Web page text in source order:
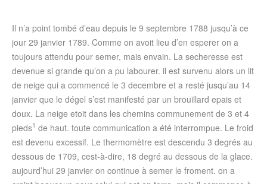
Il n’a point tombé d’eau depuis le 9 septembre 1788 jusqu’à ce
jour 29 janvier 1789. Comme on avoit lieu d’en esperer on a
toujours attendu pour semer, mais envain. La secheresse est
devenue si grande qu’on a pu labourer. il est survenu alors un lit
de neige qui a commencé le 3 decembre et a resté jusqu’au 14
janvier que le dégel s’est manifesté par un brouillard epais et
doux. La neige etoit dans les chemins communement de 3 et 4
pieds1 de haut. toute communication a été interrompue. Le froid
est devenu excessif. Le thermomètre est descendu 3 degrés au
dessous de 1709, cest-à-dire, 18 degré au dessous de la glace.
aujourd’hui 29 janvier on continue à semer le froment. on a